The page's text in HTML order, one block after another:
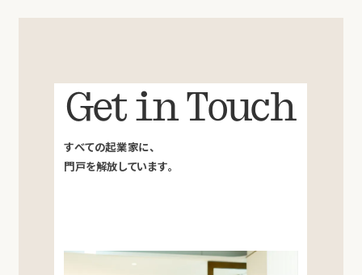
Get in Touch
すべての起業家に、
門戸を解放しています。